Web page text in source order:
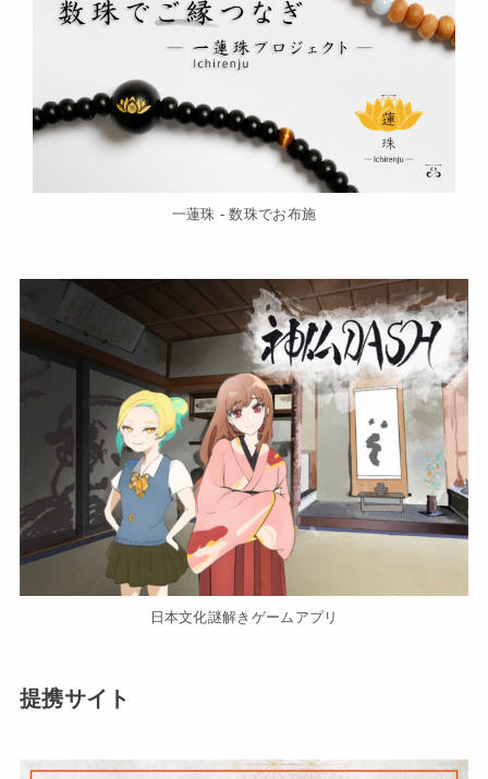
一蓮珠 - 数珠でお布施
日本文化謎解きゲームアプリ
提携サイト